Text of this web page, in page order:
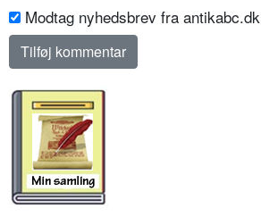
Modtag nyhedsbrev fra antikabc.dk